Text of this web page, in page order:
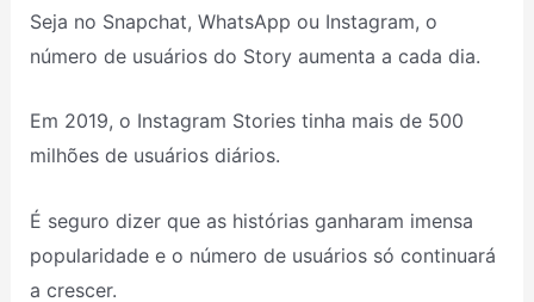
Seja no Snapchat, WhatsApp ou Instagram, o
número de usuários do Story aumenta a cada dia.
Em 2019, o Instagram Stories tinha mais de 500
milhões de usuários diários.
É seguro dizer que as histórias ganharam imensa
popularidade e o número de usuários só continuará
a crescer.